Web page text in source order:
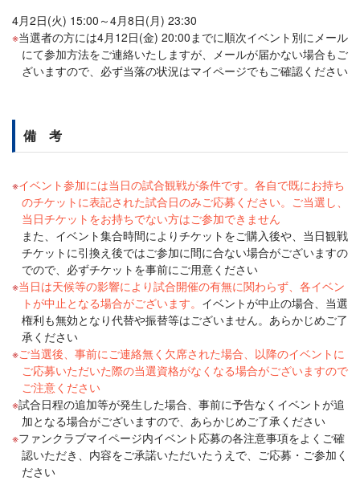
4月2日(火) 15:00～4月8日(月) 23:30
当選者の方には4月12日(金) 20:00までに順次イベント別にメール
にて参加方法をご連絡いたしますが、メールが届かない場合もご
ざいますので、必ず当落の状況はマイページでもご確認ください
備 考
イベント参加には当日の試合観戦が条件です。各自で既にお持ち
のチケットに表記された試合日のみご応募ください。ご当選し、
当日チケットをお持ちでない方はご参加できません
また、イベント集合時間によりチケットをご購入後や、当日観戦
チケットに引換え後ではご参加に間に合ない場合がございますの
でので、必ずチケットを事前にご用意ください
当日は天候等の影響により試合開催の有無に関わらず、各イベン
トが中止となる場合がございます。 イベントが中止の場合、当選
権利も無効となり代替や振替等はございません。あらかじめご了
承ください
ご当選後、事前にご連絡無く欠席された場合、以降のイベントに
ご応募いただいた際の当選資格がなくなる場合がございますので
ご注意ください
試合日程の追加等が発生した場合、事前に予告なくイベントが追
加となる場合がございますので、あらかじめご了承ください
ファンクラブマイページ内イベント応募の各注意事項をよくご確
認いただき、内容をご承諾いただいたうえで、ご応募・ご参加く
ださい